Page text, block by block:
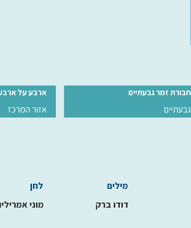
ארבע על
אזור המרכז
חבורת זמר גבעתיים
גבעתיים
לחן
מילים
מוני דודו ברק